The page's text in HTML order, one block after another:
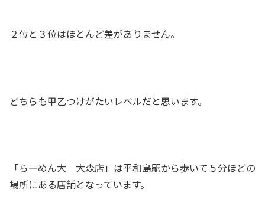
２位と３位はほとんど差がありません。
どちらも甲乙つけがたいレベルだと思います。
「らーめん大 大森店」は平和島駅から歩いて５分ほどの
場所にある店舗となっています。